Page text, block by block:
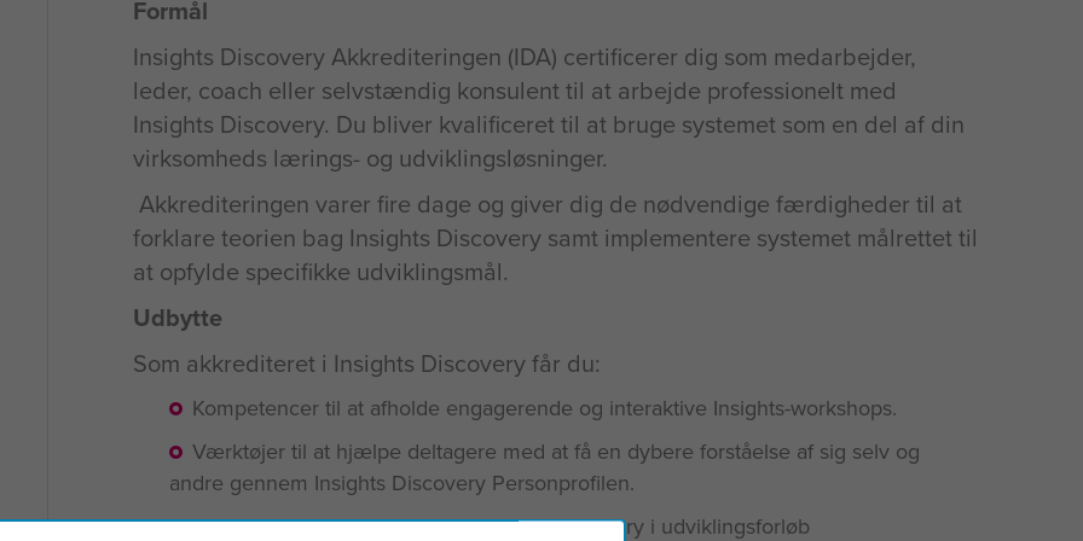
Formål
Insights Discovery Akkrediteringen (IDA) certificerer dig som medarbejder,
leder, coach eller selvstændig konsulent til at arbejde professionelt med
Insights Discovery. Du bliver kvalificeret til at bruge systemet som en del af din
virksomheds lærings- og udviklingsløsninger.
Akkrediteringen varer fire dage og giver dig de nødvendige færdigheder til at
forklare teorien bag Insights Discovery samt implementere systemet målrettet til
at opfylde specifikke udviklingsmål.
Udbytte
Som akkrediteret i Insights Discovery får du:
Kompetencer til at afholde engagerende og interaktive Insights-workshops.
Værktøjer til at hjælpe deltagere med at få en dybere forståelse af sig selv og
andre gennem Insights Discovery Personprofilen.
Praktisk erfaring i at anvende Insights Discovery i udviklingsforløb